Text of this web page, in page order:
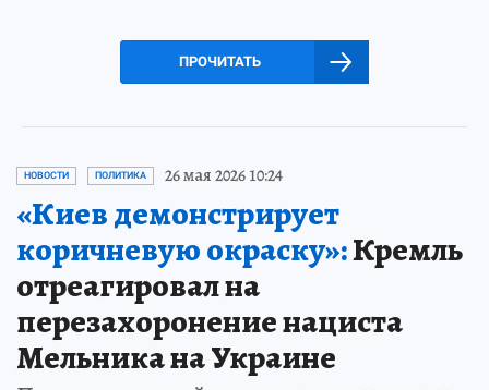
ПРОЧИТАТЬ
НОВОСТИ ПОЛИТИКА 26 мая 2026 10:24
«Киев демонстрирует
коричневую окраску»:Кремль
отреагировал на
перезахоронение нациста
Мельника на Украине